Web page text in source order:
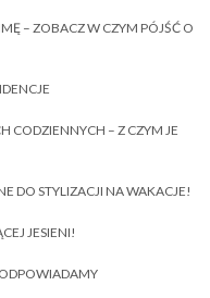
– ZOBACZ W CZYM PÓJŚĆ O
CODZIENNYCH – Z CZYM JE
DO STYLIZACJI NA WAKACJE!
JESIENI!